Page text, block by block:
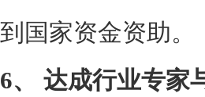
到国家资金资助。
6、 达成行业专家